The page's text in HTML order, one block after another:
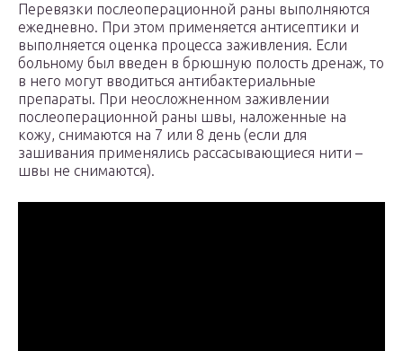
Перевязки послеоперационной раны выполняются
ежедневно. При этом применяется антисептики и
выполняется оценка процесса заживления. Если
больному был введен в брюшную полость дренаж, то
в него могут вводиться антибактериальные
препараты. При неосложненном заживлении
послеоперационной раны швы, наложенные на
кожу, снимаются на 7 или 8 день (если для
зашивания применялись рассасывающиеся нити –
швы не снимаются).